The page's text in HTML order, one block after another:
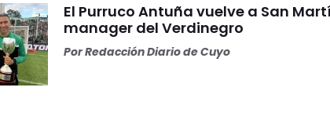
El Purruco Antuña vuelve a San
manager del Verdinegro
PorRedacción Diario de Cuyo